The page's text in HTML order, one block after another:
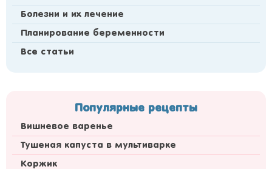
Болезни и их лечение
Планирование беременности
Все статьи
Популярные рецепты
Вишневое варенье
Тушеная капуста в мультиварке
Коржик